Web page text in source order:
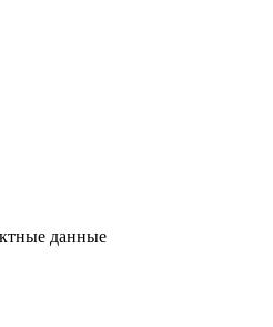
данные